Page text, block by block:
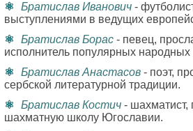
Братислав Иванович -
выступлениями в ведущих
Братислав Борас - певец,
исполнитель популярных народных
Братислав Анастасов - поэт,
сербской литературной традиции.
Братислав Костич - шахматист,
шахматную школу Югославии.